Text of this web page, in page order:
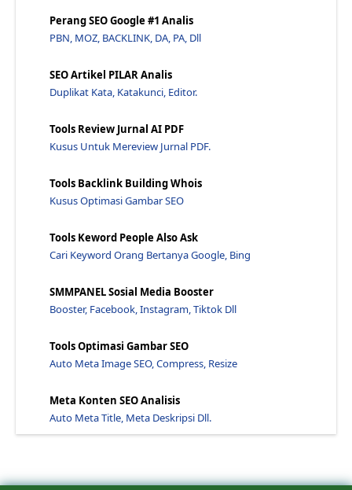
Cara Menyalin Kode Sematan Untuk Keterampilan Alex...
Pengantar Pengoptimalan Mesin Pencari - Jawaraspeed
John Mueller Menentukan Penggunaan Meta Tag Seo Fr...
Apa Yang Harus Anda Lakukan Hingga Menjadi Blogger...
7 Cara Menemukan Kata Kunci Untuk Seo Bisnis Lain...
Cara Cepat Mempercepat Index Website Dengan Google...
Cara Cek Da Pa Bisnis Seo Agar Tinggi Suramadu - J...
Benarkah Seo Friendly Membuat Blog Turun Peringkat...
10 Alasan Memilih Sertifikat Ssl Untuk Website And...
Mengenal Sistem Mbs (Mobile Business System) - Jaw...
Belajar Seo 2022 Dengan Versi Spesial Seo Google -...
Temukan Poin Fenomenal Untuk Menulis Artikel - Jaw...
Cara Menambahkan Tanda Centang Di Postingan Blog -...
Publish Post Di Blog Ini Website Pertama Di Bawah ...
Perang SEO Google #1 Analis
PBN, MOZ, BACKLINK, DA, PA, Dll
SEO Artikel PILAR Analis
Duplikat Kata, Katakunci, Editor.
Tools Review Jurnal AI PDF
Kusus Untuk Mereview Jurnal PDF.
Tools Backlink Building Whois
Kusus Optimasi Gambar SEO
Tools Keword People Also Ask
Cari Keyword Orang Bertanya Google, Bing
SMMPANEL Sosial Media Booster
Booster, Facebook, Instagram, Tiktok Dll
Tools Optimasi Gambar SEO
Auto Meta Image SEO, Compress, Resize
Meta Konten SEO Analisis
Auto Meta Title, Meta Deskripsi Dll.